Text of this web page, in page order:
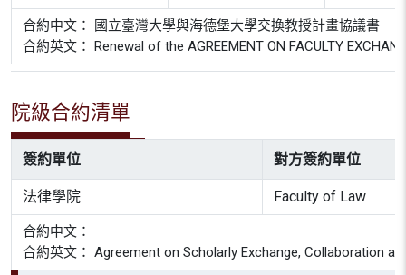
合約中文： 國立臺灣大學與海德堡大學交換教授計畫協議書
合約英文： Renewal of the AGREEMENT ON FACULTY
院級合約清單
簽約單位 對方簽約單位
法律學院 Faculty of Law
合約中文：
合約英文： Agreement on Scholarly Exchange, Collaboration